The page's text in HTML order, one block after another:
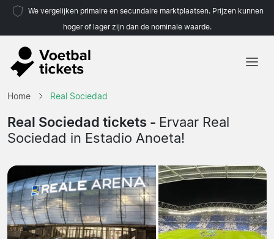
We vergelijken primaire en secundaire marktplaatsen. Prijzen kunnen
hoger of lager zijn dan de nominale waarde.
Competities
Home Real Sociedad
Real Sociedad tickets - Ervaar Real
Sociedad in Estadio Anoeta!